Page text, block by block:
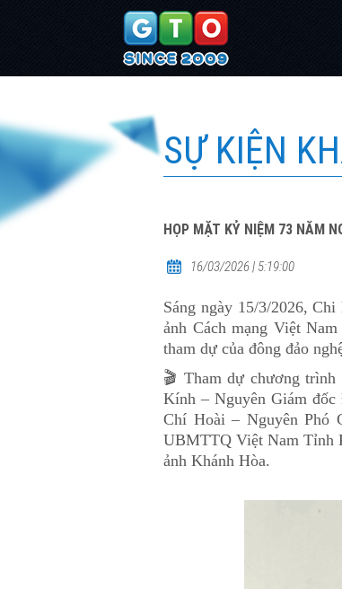
SỰ KIỆN
HỌP MẶT KỶ NIỆM 73 NĂM
16/03/2026 | 5:19:00
Sáng ngày 15/3/2026,
ảnh Cách mạng Việt
tham dự của đông đảo
🎬 Tham dự chương
Kính – Nguyên Giám
Chí Hoài – Nguyên Phó
UBMTTQ Việt Nam Tỉnh
ảnh Khánh Hòa.